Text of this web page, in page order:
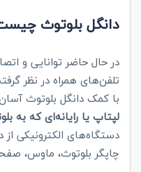
دانگل بلوتوث
در حال حاضر توانایی و
تلفن‌های همراه در نظر
با کمک دانگل بلوتوث
لپتاپ یا رایانه‌ای که به
دستگاه‌های الکترونیکی
چاپگر بلوتوث، ماوس،